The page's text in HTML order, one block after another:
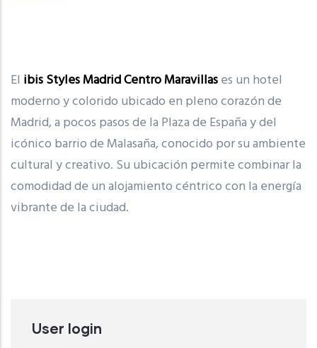
El ibis Styles Madrid Centro Maravillases un hotel
moderno y colorido ubicado en pleno corazón de
Madrid, a pocos pasos de la Plaza de Españay del
icónico barrio de Malasaña, conocido por su ambiente
cultural y creativo. Su ubicación permite combinar la
comodidad de un alojamiento céntrico con la energía
vibrante de la ciudad.
User login